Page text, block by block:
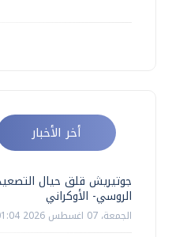
أخر الأخبار
جوتيريش قلق حيال
الروسي- الأوكراني
الجمعة، 07 اغسطس 2026 01:04 ص